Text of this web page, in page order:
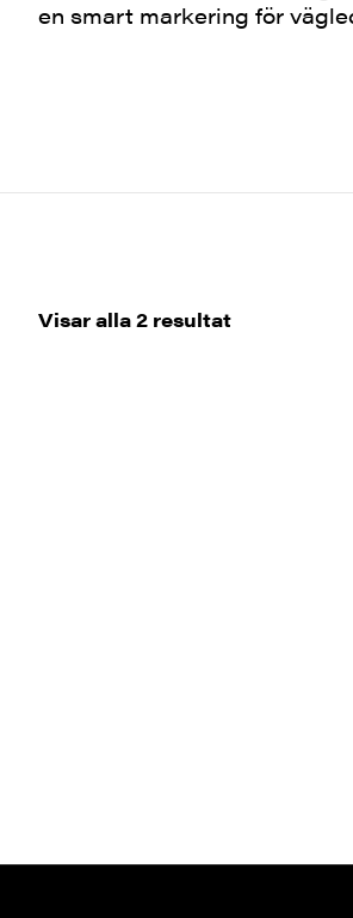
en smart markering för
Visar alla 2 resultatSortera